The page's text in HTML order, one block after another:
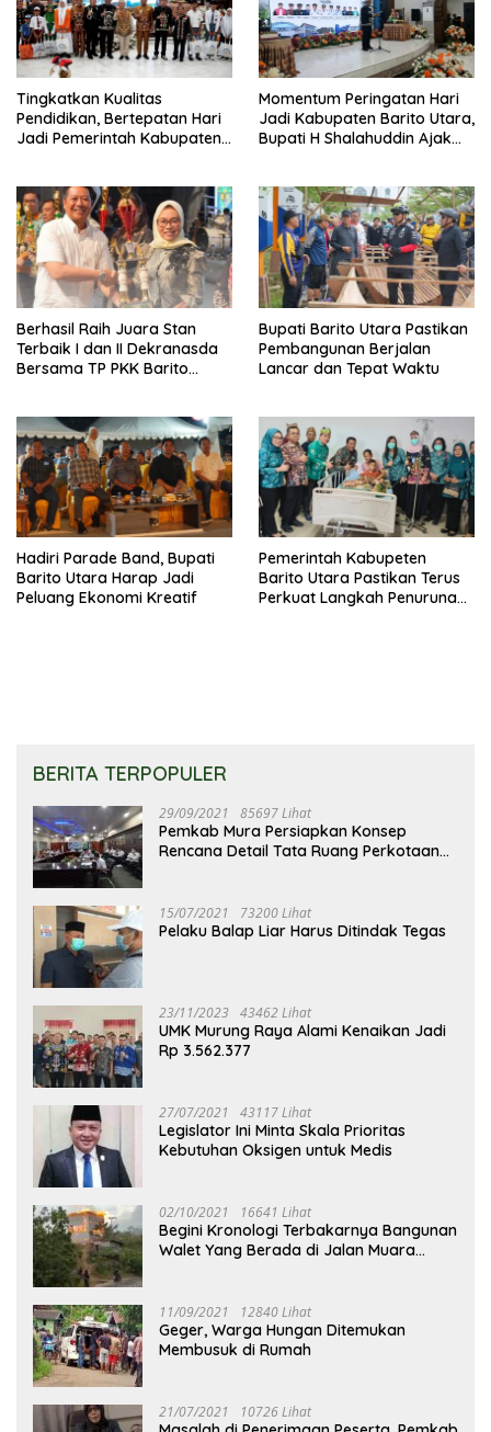
Tingkatkan Kualitas
Pendidikan, Bertepatan Hari
Jadi Pemerintah Kabupaten
Momentum Peringatan Hari
Jadi Kabupaten Barito Utara,
Bupati H Shalahuddin Ajak
Daerah
Berhasil Raih Juara Stan
Terbaik I dan II Dekranasda
Bersama TP PKK Barito
Bupati Barito Utara Pastikan
Pembangunan Berjalan
Lancar dan Tepat Waktu
Hadiri Parade Band, Bupati
Barito Utara Harap Jadi
Peluang Ekonomi Kreatif
Pemerintah Kabupeten
Barito Utara Pastikan Terus
Perkuat Langkah Penurunan
BERITA TERPOPULER
29/09/2021 85697 Lihat
Pemkab Mura Persiapkan Konsep
Rencana Detail Tata Ruang Perkotaan
15/07/2021 73200 Lihat
Pelaku Balap Liar Harus Ditindak Tegas
23/11/2023 43462 Lihat
UMK Murung Raya Alami Kenaikan Jadi
Rp 3.562.377
27/07/2021 43117 Lihat
Legislator Ini Minta Skala Prioritas
Kebutuhan Oksigen untuk Medis
02/10/2021 16641 Lihat
Begini Kronologi Terbakarnya Bangunan
Walet Yang Berada di Jalan Muara
11/09/2021 12840 Lihat
Geger, Warga Hungan Ditemukan
Membusuk di Rumah
21/07/2021 10726 Lihat